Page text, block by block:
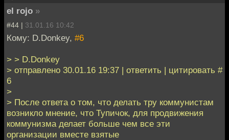
el rojo »
#44 | 31.01.16 10:42
Кому: D.Donkey, #6
> > D.Donkey
> отправлено 30.01.16 19:37 | ответить | цитировать #
6
>
> После ответа о том, что делать тру коммунистам
возникло мнение, что Тупичок, для продвижения
коммунизма делает больше чем все эти
организации вместе взятые